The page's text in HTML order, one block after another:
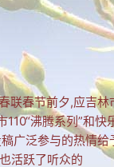
春节前夕,应吉林
沸腾系列”和
广泛参与的热情
活跃了听众的